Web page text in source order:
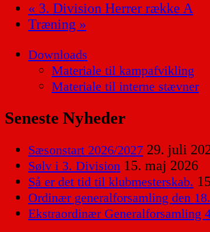
« 3. Division Herrer række A
Træning »
Downloads
Materiale til kampafvikling
Materiale til interne stævner
Seneste Nyheder
Sæsonstart 2026/2027 29. juli
Sølv i 3. Division 15. maj 2026
Så er det tid til klubmesterskab.
Ordinær generalforsamling den
Ekstraordinær Generalforsamling